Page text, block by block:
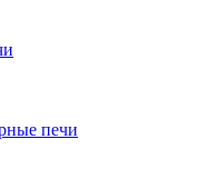
печи